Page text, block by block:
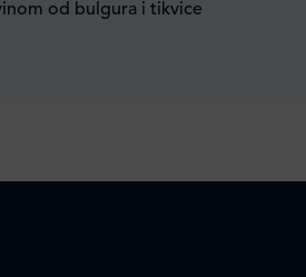
od bulgura i tikvice